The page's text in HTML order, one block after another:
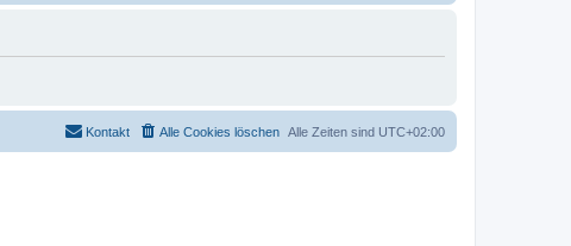
Alle Zeiten sind UTC+02:00
Alle Cookies löschen
Kontakt